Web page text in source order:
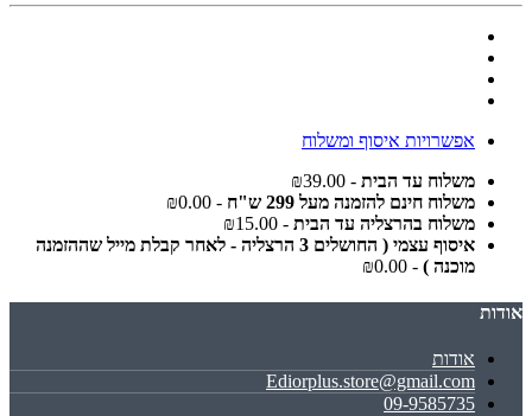
אפשרויות איסוף ומשלוח
משלוח עד הבית - ₪39.00
משלוח חינם להזמנה מעל 299 ש"ח
- ₪0.00
משלוח בהרצליה עד הבית - ₪15.00
איסוף עצמי ( החושלים 3 הרצליה - לאחר קבלת מייל שההזמנה
מוכנה ) - ₪0.00
אודות
אודות
Ediorplus.store@gmail.com
09-9585735